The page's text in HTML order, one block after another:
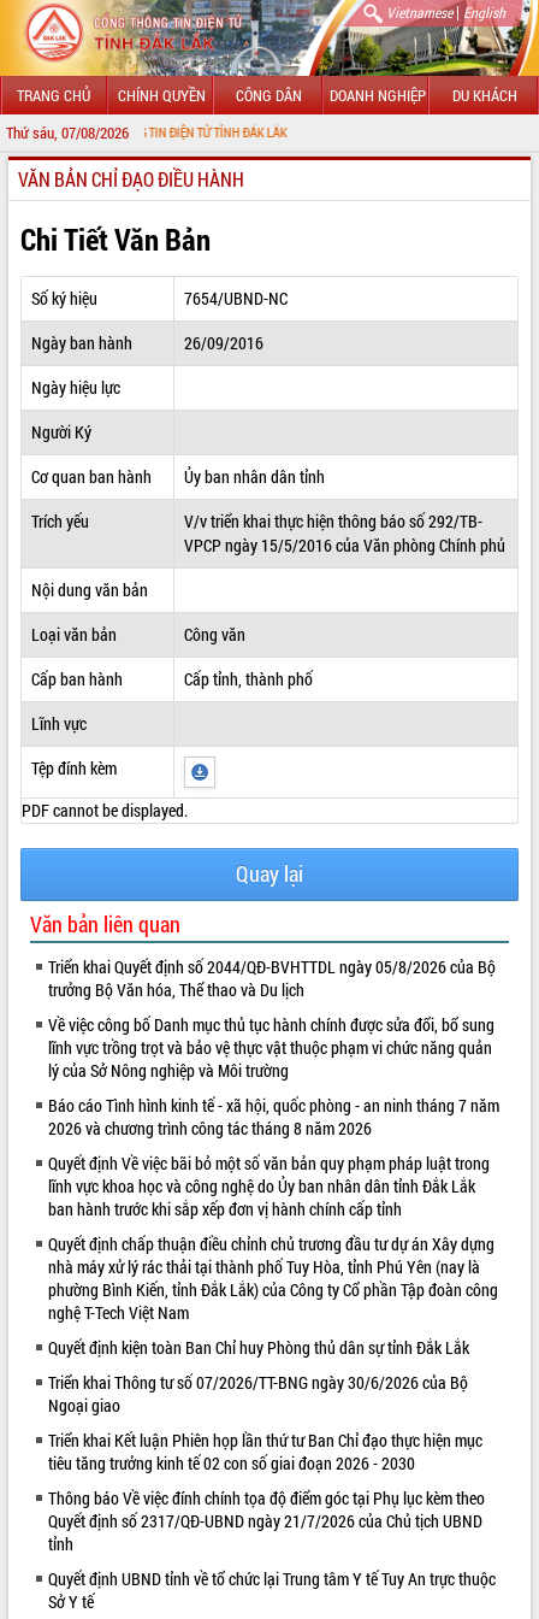
Vietnamese| English
TRANG CHỦ CHÍNH QUYỀN CÔNG DÂN DOANH NGHIỆP DU KHÁCH
Thứ sáu, 07/08/2026
THÔNG TIN ĐIỆN TỬ TỈNH ĐẮK LẮK
GIỚI THIỆU
LÃNH ĐẠO UBND TỈNH
TIN TỨC SỰ KIỆN
SỞ, BAN, NGÀNH
THÔNG TIN CHỈ ĐẠO ĐIỀU HÀNH
HỆ THỐNG VĂN BẢN
VĂN BẢN HĐND TỈNH
ĐIỂM TIN VĂN BẢN
VIDEO
Khám bệnh, cấp phát thuốc miễn phí
và tặng quà người dân xã Cư Pui
Hội nghị UBND tỉnh Đắk Lắk thường kỳ
tháng 7/2026
Lễ truy tặng danh hiệu “Bà Mẹ Việt
Nam Anh hùng” và trao Huân chương
Lao động
UBND tỉnh Đắk Lắk triển khai nhiệm
Kỳ họp thứ Hai, Hội đồng nhân dân
ALBUM ẢNH
VĂN BẢN CHỈ ĐẠO ĐIỀU HÀNH
Chi Tiết Văn Bản
Số ký hiệu
7654/UBND-NC
Ngày ban hành
26/09/2016
Ngày hiệu lực
Người Ký
Cơ quan ban hành
Ủy ban nhân dân tỉnh
Trích yếu
V/v triển khai thực hiện thông báo số 292/TB-
VPCP ngày 15/5/2016 của Văn phòng Chính phủ
Nội dung văn bản
Loại văn bản
Công văn
Cấp ban hành
Cấp tỉnh, thành phố
Lĩnh vực
Tệp đính kèm
PDF cannot be displayed.
Quay lại
Văn bản liên quan
Triển khai Quyết định số 2044/QĐ-BVHTTDL ngày 05/8/2026 của Bộ
trưởng Bộ Văn hóa, Thể thao và Du lịch
Về việc công bố Danh mục thủ tục hành chính được sửa đổi, bổ sung
lĩnh vực trồng trọt và bảo vệ thực vật thuộc phạm vi chức năng quản
lý của Sở Nông nghiệp và Môi trường
Báo cáo Tình hình kinh tế - xã hội, quốc phòng - an ninh tháng 7 năm
2026 và chương trình công tác tháng 8 năm 2026
Quyết định Về việc bãi bỏ một số văn bản quy phạm pháp luật trong
lĩnh vực khoa học và công nghệ do Ủy ban nhân dân tỉnh Đắk Lắk
ban hành trước khi sắp xếp đơn vị hành chính cấp tỉnh
Quyết định chấp thuận điều chỉnh chủ trương đầu tư dự án Xây dựng
nhà máy xử lý rác thải tại thành phố Tuy Hòa, tỉnh Phú Yên (nay là
phường Bình Kiến, tỉnh Đắk Lắk) của Công ty Cổ phần Tập đoàn công
nghệ T-Tech Việt Nam
Quyết định kiện toàn Ban Chỉ huy Phòng thủ dân sự tỉnh Đắk Lắk
Triển khai Thông tư số 07/2026/TT-BNG ngày 30/6/2026 của Bộ
Ngoại giao
Triển khai Kết luận Phiên họp lần thứ tư Ban Chỉ đạo thực hiện mục
tiêu tăng trưởng kinh tế 02 con số giai đoạn 2026 - 2030
Thông báo Về việc đính chính tọa độ điểm góc tại Phụ lục kèm theo
Quyết định số 2317/QĐ-UBND ngày 21/7/2026 của Chủ tịch UBND
tỉnh
Quyết định UBND tỉnh về tổ chức lại Trung tâm Y tế Tuy An trực thuộc
Sở Y tế